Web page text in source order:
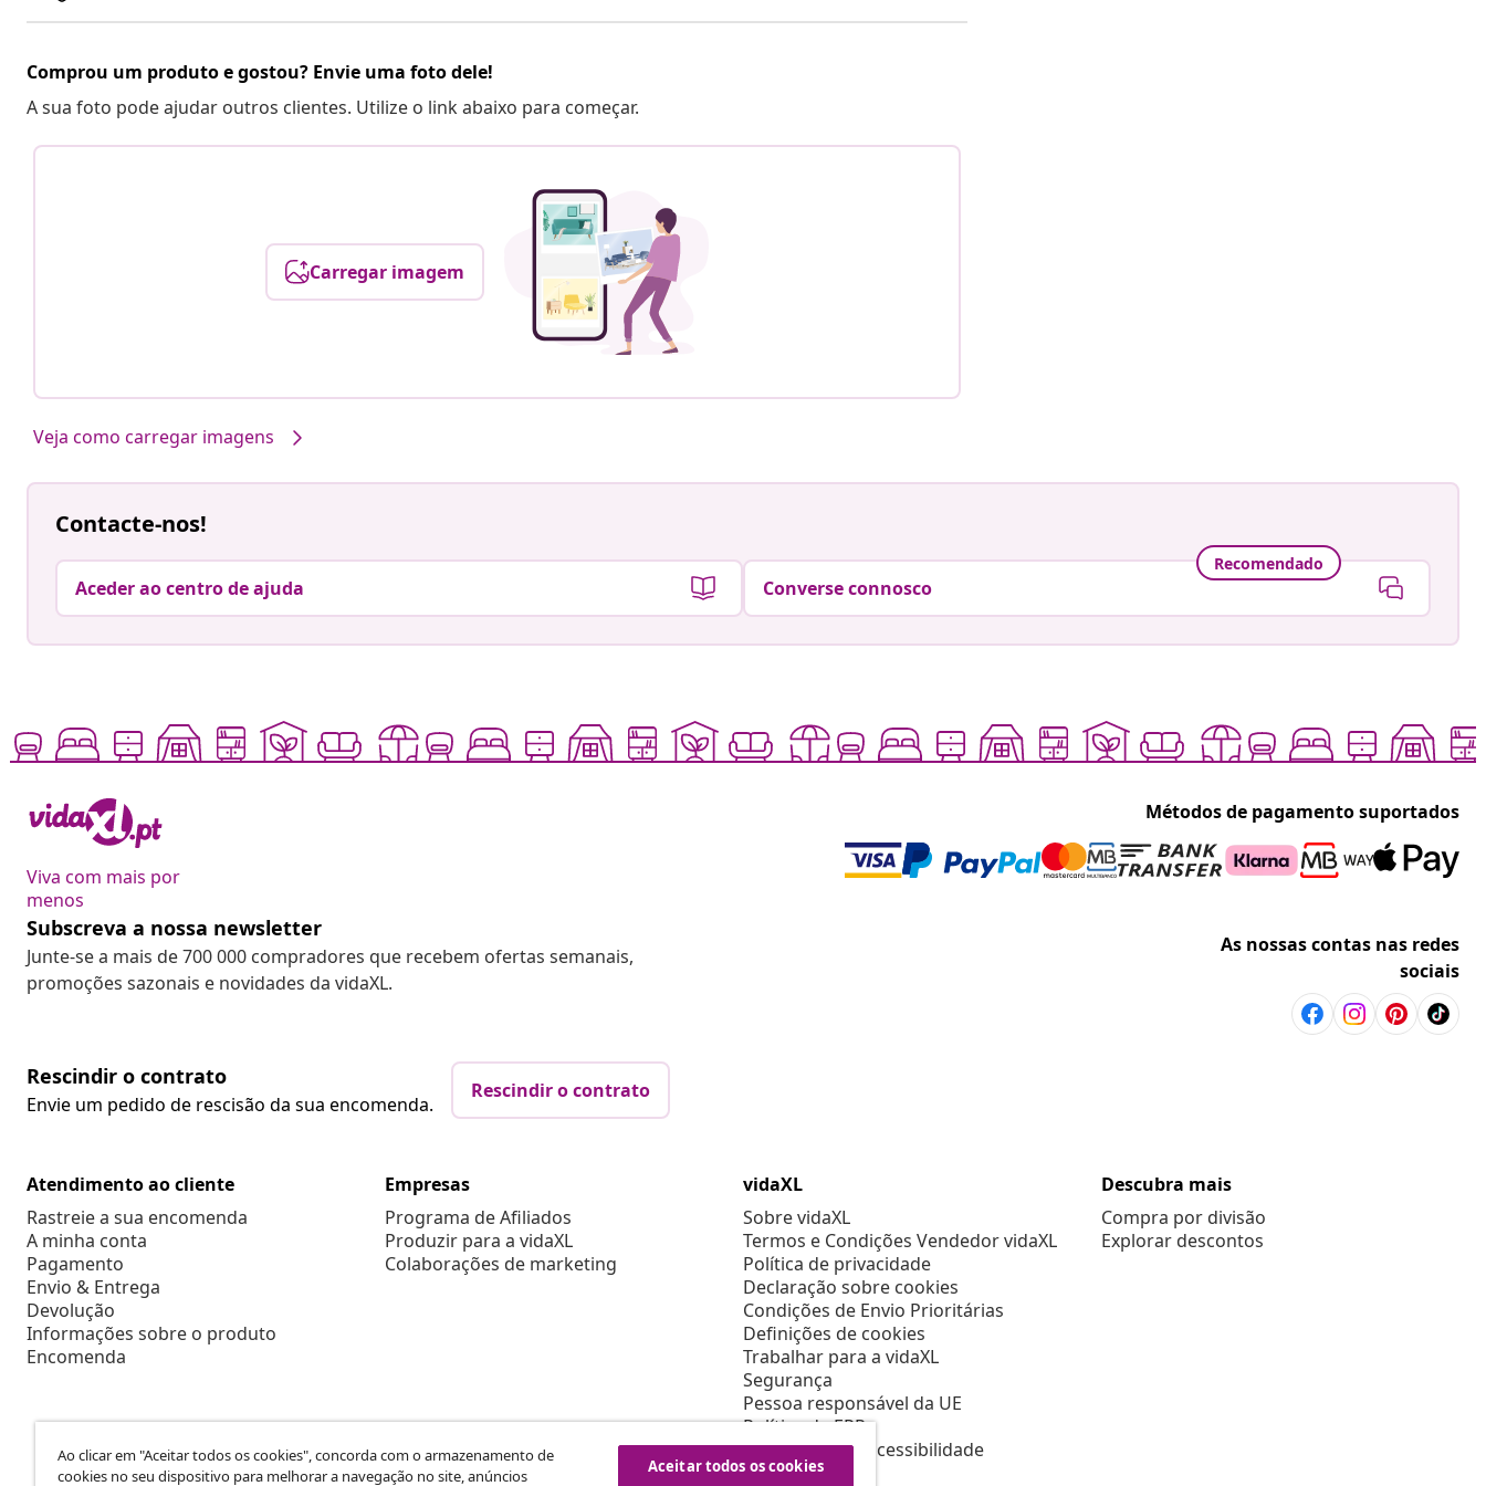
Comprou um produto e gostou? Envie uma foto dele!
A sua foto pode ajudar outros clientes. Utilize o link abaixo para começar.
Carregar imagem
Veja como carregar imagens
Contacte-nos!
Aceder ao centro de ajuda
Recomendado
Converse connosco
Viva com mais por
menos
Métodos de pagamento suportados
Subscreva a nossa newsletter
Junte-se a mais de 700 000 compradores que recebem ofertas semanais,
promoções sazonais e novidades da vidaXL.
As nossas contas nas redes
sociais
Rescindir o contrato
Envie um pedido de rescisão da sua encomenda.
Rescindir o contrato
Atendimento ao cliente
Rastreie a sua encomenda
A minha conta
Pagamento
Envio & Entrega
Devolução
Informações sobre o produto
Encomenda
Empresas
Programa de Afiliados
Produzir para a vidaXL
Colaborações de marketing
vidaXL
Sobre vidaXL
Termos e Condições Vendedor vidaXL
Política de privacidade
Declaração sobre cookies
Condições de Envio Prioritárias
Definições de cookies
Trabalhar para a vidaXL
Segurança
Pessoa responsável da UE
Política de EPR
Declaração de acessibilidade
Descubra mais
Compra por divisão
Explorar descontos
Ao clicar em "Aceitar todos os cookies", concorda com o armazenamento de
cookies no seu dispositivo para melhorar a navegação no site, anúncios
Aceitar todos os cookies